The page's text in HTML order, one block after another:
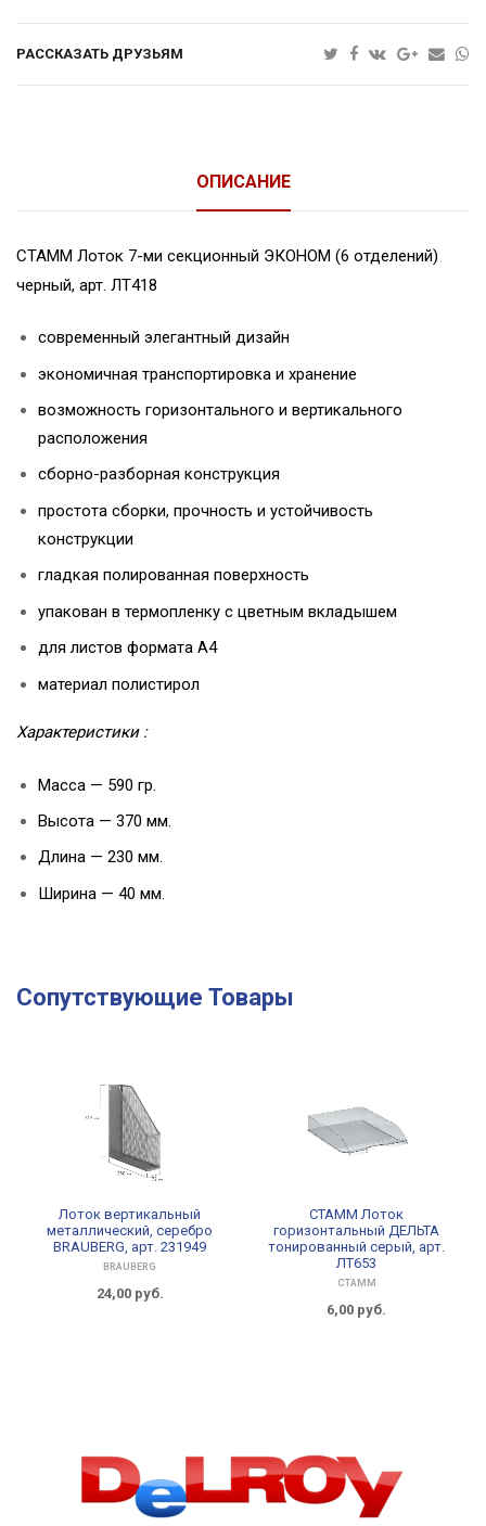
РАССКАЗАТЬ ДРУЗЬЯМ
ОПИСАНИЕ
СТАММ Лоток 7-ми секционный ЭКОНОМ (6 отделений)
черный, арт. ЛТ418
современный элегантный дизайн
экономичная транспортировка и хранение
возможность горизонтального и вертикального
расположения
сборно-разборная конструкция
простота сборки, прочность и устойчивость
конструкции
гладкая полированная поверхность
упакован в термопленку с цветным вкладышем
для листов формата А4
материал полистирол
Характеристики :
Масса — 590 гр.
Высота — 370 мм.
Длина — 230 мм.
Ширина — 40 мм.
Сопутствующие Товары
Лоток вертикальный
металлический, серебро
BRAUBERG, арт. 231949
BRAUBERG
24,00 руб.
СТАММ Лоток
горизонтальный ДЕЛЬТА
тонированный серый, арт.
ЛТ653
СТАММ
6,00 руб.